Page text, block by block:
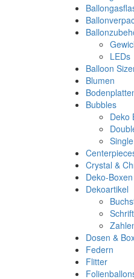
LEDs
Balloon
Blumen
Bubbles
Deko
Crystal &
Deko-Boxen
Dekoartikel
Dosen &
Federn
Flitter